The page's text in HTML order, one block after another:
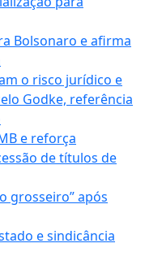
Bolsonaro e afirma
o risco jurídico e
Godke, referência
e reforça
de títulos de
grosseiro” após
e sindicância